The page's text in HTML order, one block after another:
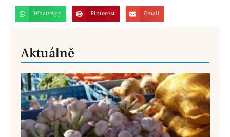
WhatsApp Pinterest Email
Aktuálně